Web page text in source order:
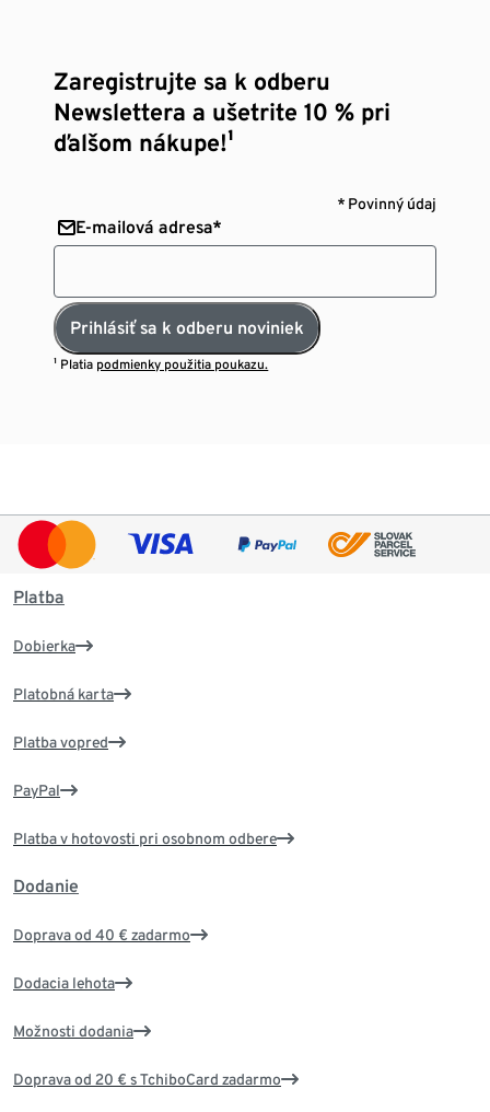
Zaregistrujte sa k odberu
Newslettera a ušetrite 10 % pri
ďalšom nákupe!¹
* Povinný údaj
E-mailová adresa*
Prihlásiť sa k odberu noviniek
¹ Platia podmienky použitia poukazu.
Platba
Dobierka
Platobná karta
Platba vopred
PayPal
Platba v hotovosti pri osobnom odbere
Dodanie
Doprava od 40 € zadarmo
Dodacia lehota
Možnosti dodania
Doprava od 20 € s TchiboCard zadarmo